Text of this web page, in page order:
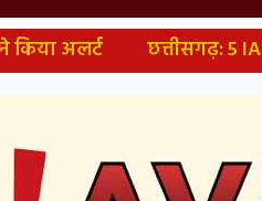
छत्तीसगढ़: 5 IAS अफसरों की नई